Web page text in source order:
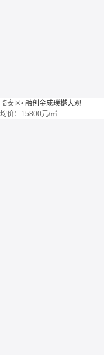
临安区• 融创金成璞樾大观
均价： 15800元/㎡